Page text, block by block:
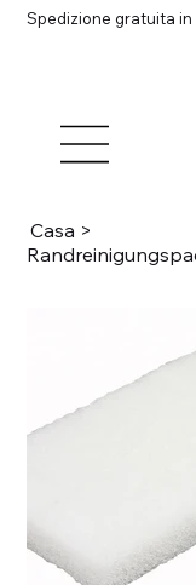
Spedizione gratuita in
Casa >